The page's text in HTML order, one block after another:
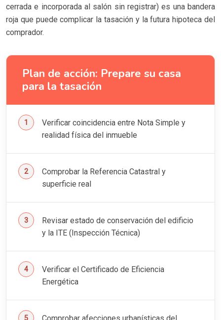
cerrada e incorporada al salón sin registrar) es una bandera
roja que puede complicar la tasación y la futura hipoteca del
comprador.
Plan de acción: Prepare su casa
para la tasación
Verificar coincidencia entre Nota Simple y
realidad física del inmueble
Comprobar la Referencia Catastral y
superficie real
Revisar estado de conservación del edificio
y la ITE (Inspección Técnica)
Verificar el Certificado de Eficiencia
Energética
Comprobar afecciones urbanísticas del